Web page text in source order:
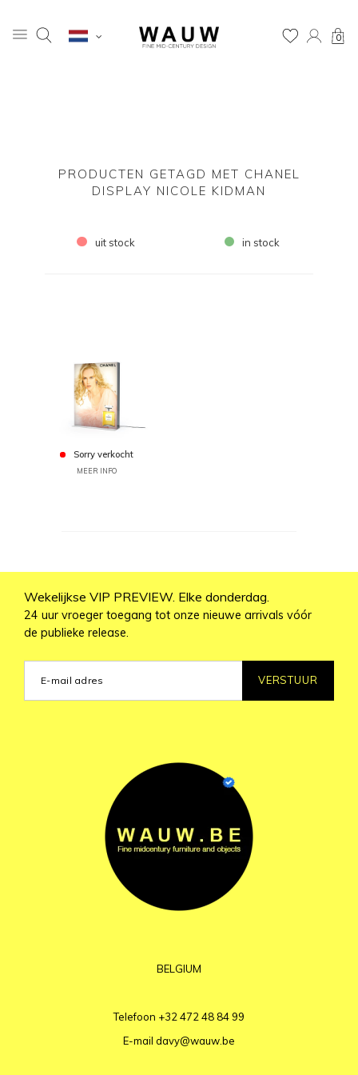
0
PRODUCTEN GETAGD MET CHANEL
DISPLAY NICOLE KIDMAN
uit stock in stock
Sorry verkocht
MEER INFO
Wekelijkse VIP PREVIEW. Elke donderdag.
24 uur vroeger toegang tot onze nieuwe arrivals vóór
de publieke release.
VERSTUUR
BELGIUM
Telefoon +32 472 48 84 99
E-mail davy@wauw.be